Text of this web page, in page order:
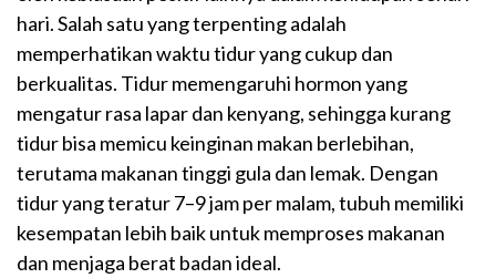
hari. Salah satu yang terpenting adalah
memperhatikan waktu tidur yang cukup dan
berkualitas. Tidur memengaruhi hormon yang
mengatur rasa lapar dan kenyang, sehingga kurang
tidur bisa memicu keinginan makan berlebihan,
terutama makanan tinggi gula dan lemak. Dengan
tidur yang teratur 7–9 jam per malam, tubuh memiliki
kesempatan lebih baik untuk memproses makanan
dan menjaga berat badan ideal.